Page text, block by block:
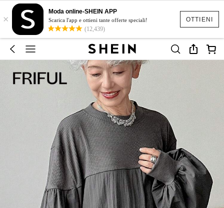
OTTIENI
×
Moda online-SHEIN APP
Scarica l'app e ottieni tante offerte speciali!
(12,439)